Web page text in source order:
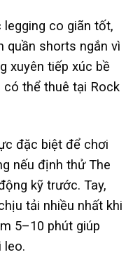
legging co giãn tốt,
quần shorts ngắn vì
xuyên tiếp xúc bề
có thể thuê tại Rock
đặc biệt để chơi
nếu định thử The
kỹ trước. Tay,
tải nhiều nhất khi
5–10 phút giúp
leo.